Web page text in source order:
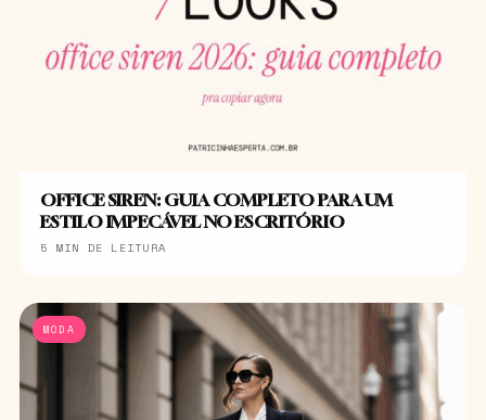
OFFICE SIREN: GUIA COMPLETO PARA UM
ESTILO IMPECÁVEL NO ESCRITÓRIO
5 MIN DE LEITURA
MODA